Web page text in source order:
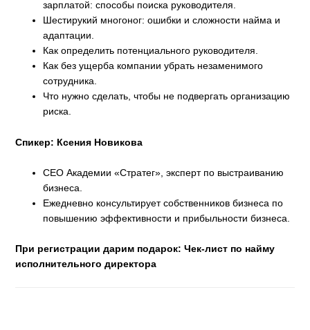
зарплатой: способы поиска руководителя.
Шестирукий многоног: ошибки и сложности найма и
адаптации.
Как определить потенциального руководителя.
Как без ущерба компании убрать незаменимого
сотрудника.
Что нужно сделать, чтобы не подвергать организацию
риска.
Спикер: Ксения Новикова
СЕО Академии «Стратег», эксперт по выстраиванию
бизнеса.
Ежедневно консультирует собственников бизнеса по
повышению эффективности и прибыльности бизнеса.
При регистрации дарим подарок: Чек-лист по найму
исполнительного директора